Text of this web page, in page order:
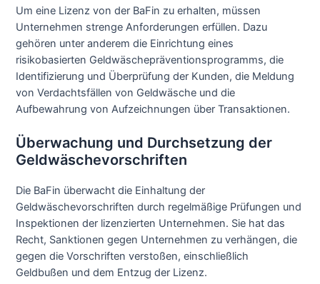
Um eine Lizenz von der BaFin zu erhalten, müssen
Unternehmen strenge Anforderungen erfüllen. Dazu
gehören unter anderem die Einrichtung eines
risikobasierten Geldwäschepräventionsprogramms, die
Identifizierung und Überprüfung der Kunden, die Meldung
von Verdachtsfällen von Geldwäsche und die
Aufbewahrung von Aufzeichnungen über Transaktionen.
Überwachung und Durchsetzung der
Geldwäschevorschriften
Die BaFin überwacht die Einhaltung der
Geldwäschevorschriften durch regelmäßige Prüfungen und
Inspektionen der lizenzierten Unternehmen. Sie hat das
Recht, Sanktionen gegen Unternehmen zu verhängen, die
gegen die Vorschriften verstoßen, einschließlich
Geldbußen und dem Entzug der Lizenz.